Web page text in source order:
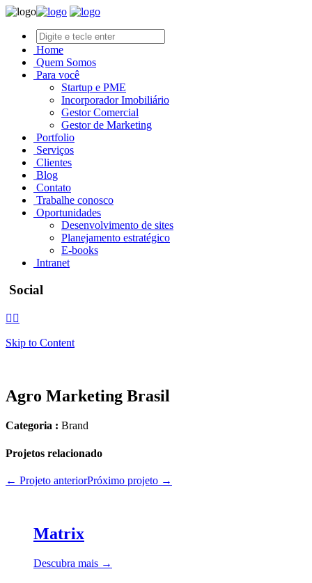
Home
Quem Somos
Para você
Startup e PME
Incorporador Imobiliário
Gestor Comercial
Gestor de Marketing
Portfolio
Serviços
Clientes
Blog
Contato
Trabalhe conosco
Oportunidades
Desenvolvimento de sites
Planejamento estratégico
E-books
Intranet
Social
 
Skip to Content
Agro Marketing Brasil
Categoria : Brand
Projetos relacionado
← Projeto anteriorPróximo projeto →
Matrix
Descubra mais →